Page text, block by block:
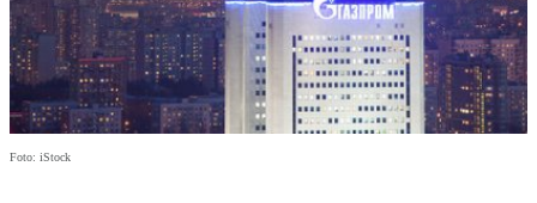
Foto: iStock